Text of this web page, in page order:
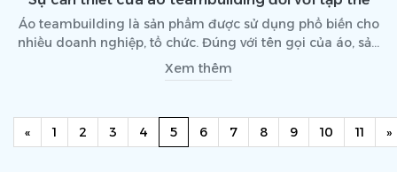
Áo teambuilding là sản phẩm được sử dụng phổ biến cho
nhiều doanh nghiệp, tổ chức. Đúng với tên gọi của áo, sản
phẩm thường được ứng dụng trong các hoạt động tập thể,
thiên về vận động là chủ yếu. Vậy khi chuẩn bị áo cho hoạt
Xem thêm
«Previous
1 2 3 4 5(current)
6 7 8 9 10 11 »